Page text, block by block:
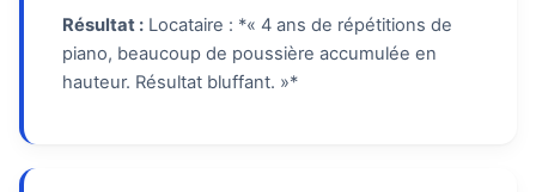
Résultat : Locataire : *« 4 ans de répétitions de
piano, beaucoup de poussière accumulée en
hauteur. Résultat bluffant. »*